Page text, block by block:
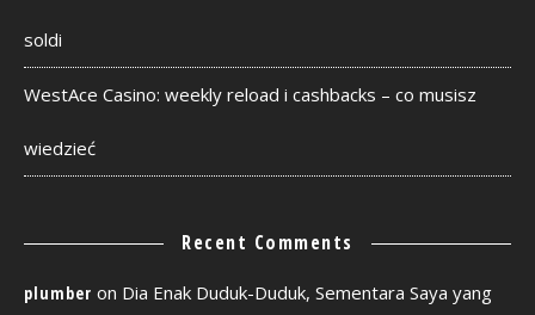
soldi
WestAce Casino: weekly reload i cashbacks – co musisz
wiedzieć
Recent Comments
plumber on Dia Enak Duduk-Duduk, Sementara Saya yang